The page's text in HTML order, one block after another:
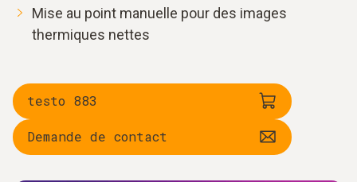
Mise au point manuelle pour des images
thermiques nettes
testo 883
Demande de contact